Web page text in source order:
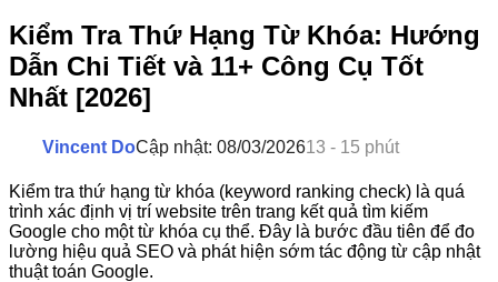
Kiểm Tra Thứ Hạng Từ Khóa: Hướng
Dẫn Chi Tiết và 11+ Công Cụ Tốt
Nhất [2026]
Vincent DoCập nhật: 08/03/202613 - 15 phút
Kiểm tra thứ hạng từ khóa (keyword ranking check) là quá
trình xác định vị trí website trên trang kết quả tìm kiếm
Google cho một từ khóa cụ thể. Đây là bước đầu tiên để đo
lường hiệu quả SEO và phát hiện sớm tác động từ cập nhật
thuật toán Google.